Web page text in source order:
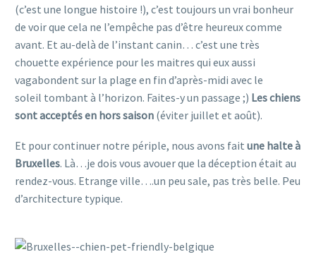
(c’est une longue histoire !), c’est toujours un vrai bonheur
de voir que cela ne l’empêche pas d’être heureux comme
avant. Et au-delà de l’instant canin… c’est une très
chouette expérience pour les maitres qui eux aussi
vagabondent sur la plage en fin d’après-midi avec le
soleil tombant à l’horizon. Faites-y un passage ;) Les chiens
sont acceptés en hors saison (éviter juillet et août).
Et pour continuer notre périple, nous avons fait une halte à
Bruxelles. Là…je dois vous avouer que la déception était au
rendez-vous. Etrange ville….un peu sale, pas très belle. Peu
d’architecture typique.